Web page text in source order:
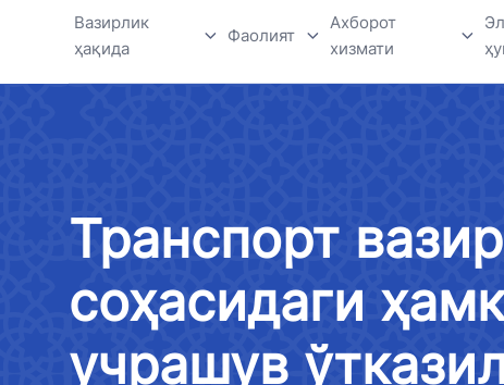
Вазирлик
ҳақида
Марказий аппарат
Тизимдаги ташкилотлар
Фаолият
Ҳаво транспорти
Метрополитен
Йўл хўжалигини
ривожлантириш
Ахборот
хизмати
Эълонлар ва
Эълон қилиниши
бўлмаган
Транспорт
соҳасидаги
учрашув